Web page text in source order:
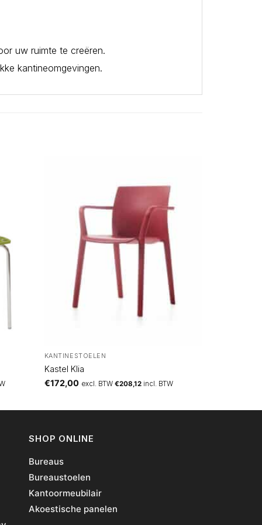
uw ruimte te creëren.
kantineomgevingen.
KANTINESTOELEN
Kastel Klia
€172,00 excl. BTW €208,12incl. BTW
SHOP ONLINE
Bureaus
Bureaustoelen
Kantoormeubilair
Akoestische panelen